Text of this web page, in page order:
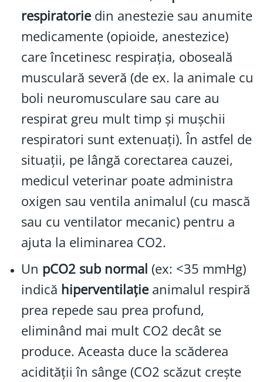
respiratoriedin anestezie sau anumite
medicamente (opioide, anestezice)
care încetinesc respirația, oboseală
musculară severă (de ex. la animale cu
boli neuromusculare sau care au
respirat greu mult timp și mușchii
respiratori sunt extenuați). În astfel de
situații, pe lângă corectarea cauzei,
medicul veterinar poate administra
oxigen sau ventila animalul (cu mască
sau cu ventilator mecanic) pentru a
ajuta la eliminarea CO2.
Un pCO2 sub normal (ex: <35 mmHg)
indică hiperventilațieanimalul respiră
prea repede sau prea profund,
eliminând mai mult CO2 decât se
produce. Aceasta duce la scăderea
acidității în sânge (CO2 scăzut crește